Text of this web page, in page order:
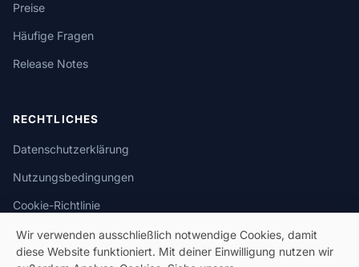
Preise
Häufige Fragen
Release Notes
RECHTLICHES
Datenschutzerklärung
Nutzungsbedingungen
Cookie-Richtlinie
Wir verwenden ausschließlich notwendige Cookies, damit
diese Website funktioniert. Mit deiner Einwilligung nutzen wir